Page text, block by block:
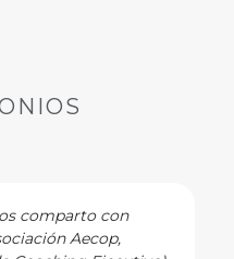
comparto con
Aecop,